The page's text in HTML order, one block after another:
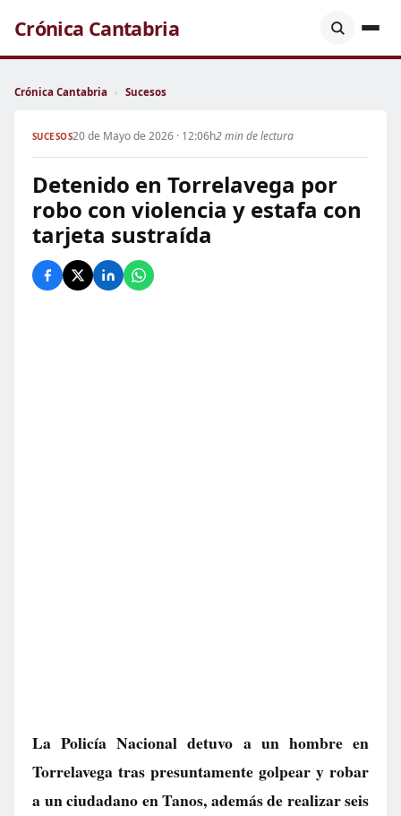
Crónica Cantabria
Crónica Cantabria › Sucesos
SUCESOS20 de Mayo de 2026 · 12:06h2 min de lectura
Detenido en Torrelavega por
robo con violencia y estafa con
tarjeta sustraída
La Policía Nacional detuvo a un hombre en
Torrelavega tras presuntamente golpear y robar
a un ciudadano en Tanos, además de realizar seis